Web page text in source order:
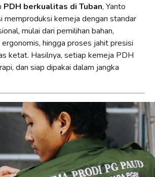
PDH berkualitas di Tuban, Yanto
memproduksi kemeja dengan standar
mulai dari pemilihan bahan,
hingga proses jahit presisi
ketat. Hasilnya, setiap kemeja PDH
dan siap dipakai dalam jangka